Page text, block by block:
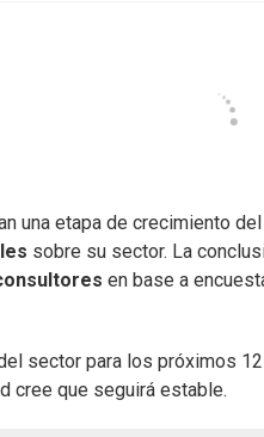
una etapa de crecimiento
sobre su sector. La
en base a
sector para los próximos
cree que seguirá estable.